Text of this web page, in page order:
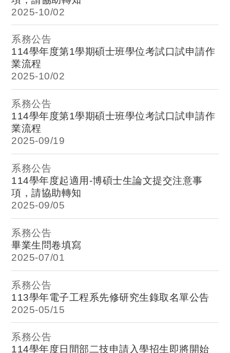
2025-10/02
系務公告
114學年度第1學期碩士班學位考試口試申請作
業流程
2025-10/02
系務公告
114學年度第1學期碩士班學位考試口試申請作
業流程
2025-09/19
系務公告
114學年度起適用-博碩士生論文提交注意事
項，請協助轉知
2025-09/05
系務公告
畢業生問卷填寫
2025-07/01
系務公告
113學年電子工程系先修研究生錄取名單公告
2025-05/15
系務公告
114學年度日間部二技申請入學招生即將開始